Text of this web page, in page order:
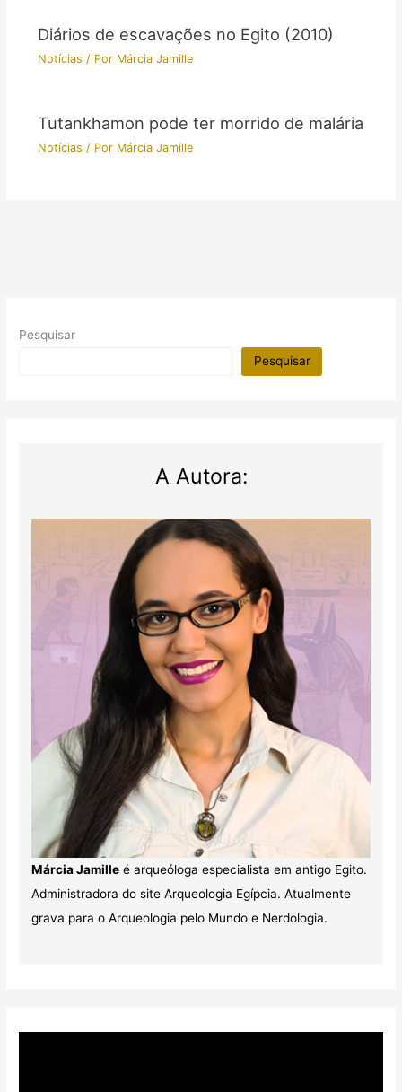
Diários de escavações no Egito (2010)
Notícias / Por Márcia Jamille
Tutankhamon pode ter morrido de malária
Notícias / Por Márcia Jamille
Pesquisar
Pesquisar
A Autora:
Márcia Jamilleé arqueóloga especialista em antigo Egito.
Administradora do site Arqueologia Egípcia. Atualmente
grava para o Arqueologia pelo Mundo e Nerdologia.